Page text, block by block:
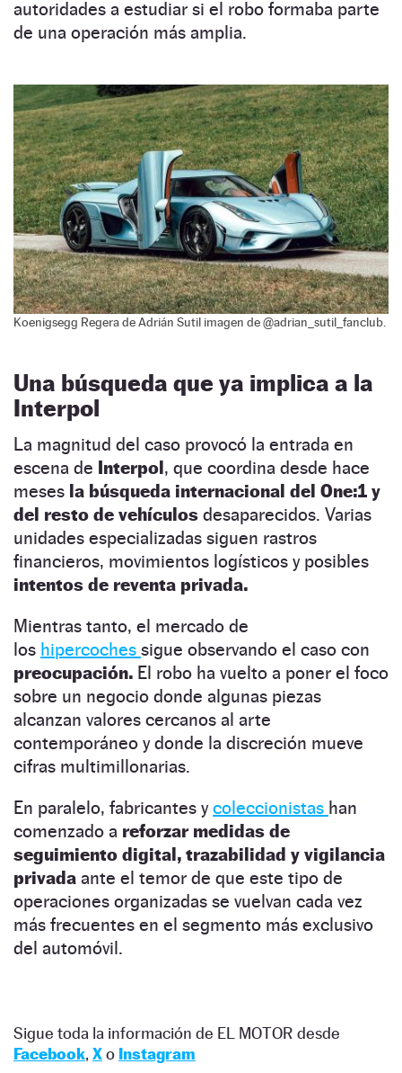
autoridades a estudiar si el robo formaba parte
de una operación más amplia.
Koenigsegg Regera de Adrián Sutil imagen de @adrian_sutil_fanclub.
Una búsqueda que ya implica a la
Interpol
La magnitud del caso provocó la entrada en
escena de Interpol, que coordina desde hace
meses la búsqueda internacional del One:1 y
del resto de vehículos desaparecidos. Varias
unidades especializadas siguen rastros
financieros, movimientos logísticos y posibles
intentos de reventa privada.
Mientras tanto, el mercado de
los hipercoches sigue observando el caso con
preocupación. El robo ha vuelto a poner el foco
sobre un negocio donde algunas piezas
alcanzan valores cercanos al arte
contemporáneo y donde la discreción mueve
cifras multimillonarias.
En paralelo, fabricantes ycoleccionistas han
comenzado a reforzar medidas de
seguimiento digital, trazabilidad y vigilancia
privada ante el temor de que este tipo de
operaciones organizadas se vuelvan cada vez
más frecuentes en el segmento más exclusivo
del automóvil.
Sigue toda la información de EL MOTOR desde
Facebook, Xo Instagram